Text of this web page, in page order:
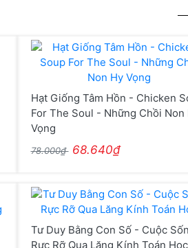
Hạt Giống Tâm Hồn - Chicken
For The Soul - Những Chồi Non
Vọng
78.000₫ 68.640₫
Tư Duy Bằng Con Số - Cuộc
Rực Rỡ Qua Lăng Kính Toán Học